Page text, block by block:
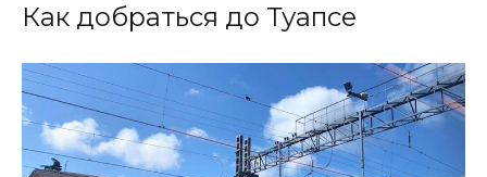
Как добраться до Туапсе